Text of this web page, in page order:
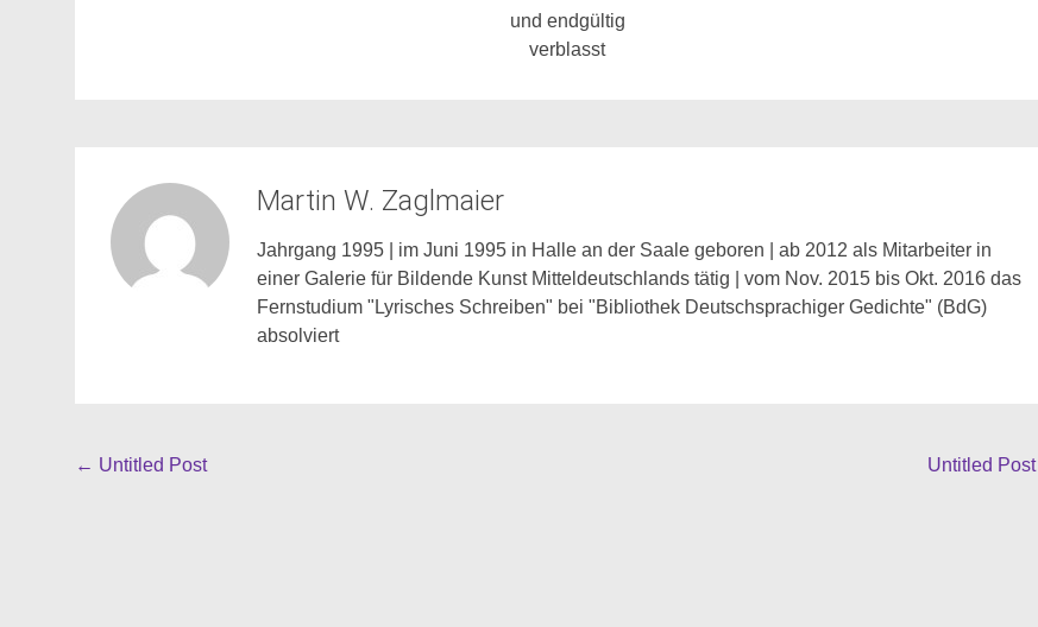
und endgültig
verblasst
Martin W. Zaglmaier
Jahrgang 1995 | im Juni 1995 in Halle an der Saale geboren | ab 2012 als Mitarbeiter in
einer Galerie für Bildende Kunst Mitteldeutschlands tätig | vom Nov. 2015 bis Okt. 2016 das
Fernstudium "Lyrisches Schreiben" bei "Bibliothek Deutschsprachiger Gedichte" (BdG)
absolviert
Beitragsnavigation
← Untitled Post Untitled Post